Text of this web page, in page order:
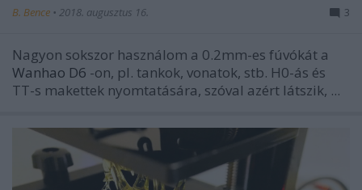
B. Bence • 2018. augusztus 16. 3
Nagyon sokszor használom a 0.2mm-es fúvókát a
Wanhao D6 -on, pl. tankok, vonatok, stb. H0-ás és
TT-s makettek nyomtatására, szóval azért látszik, ...